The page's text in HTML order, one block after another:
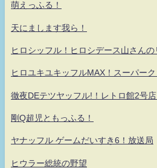
萌えっふる！
天にまします我ら！
ヒロシッフル！ヒロシデース山さんの
ヒロユキユキッフルMAX！スーパーク
徹夜DEテツヤッフル!！レトロ館2号店
剛Q超児ともっふる！
ヤナッフル ゲームだいすき6！放送局
ヒウラー総統の野望